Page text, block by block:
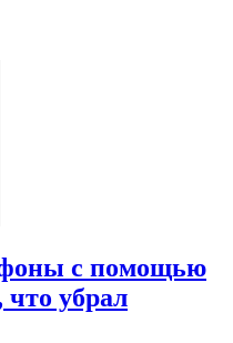
с помощью
убрал